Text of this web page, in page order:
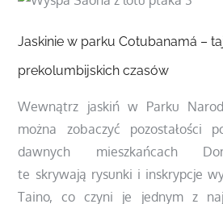
Jaskinie w parku Cotubanamá –
prekolumbijskich czasów
Wewnątrz jaskiń w Parku
można zobaczyć pozostałości
dawnych mieszkańcach
te skrywają rysunki i inskrypcje
Taino, co czyni je jednym z